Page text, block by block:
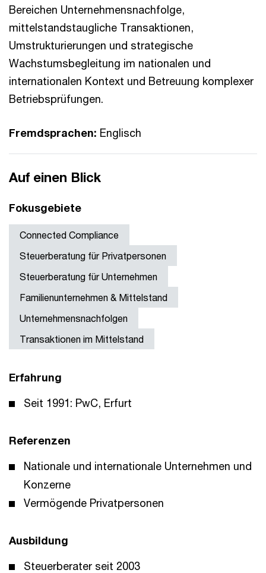
Bereichen Unternehmensnachfolge,
mittelstandstaugliche Transaktionen,
Umstrukturierungen und strategische
Wachstumsbegleitung im nationalen und
internationalen Kontext und Betreuung komplexer
Betriebsprüfungen.
Fremdsprachen: Englisch
Auf einen Blick
Fokusgebiete
Connected Compliance
Steuerberatung für Privatpersonen
Steuerberatung für Unternehmen
Familienunternehmen & Mittelstand
Unternehmensnachfolgen
Transaktionen im Mittelstand
Erfahrung
Seit 1991: PwC, Erfurt
Referenzen
Nationale und internationale Unternehmen und
Konzerne
Vermögende Privatpersonen
Ausbildung
Steuerberater seit 2003